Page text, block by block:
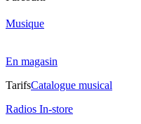
Musique
En magasin
TarifsCatalogue musical
Radios In-store